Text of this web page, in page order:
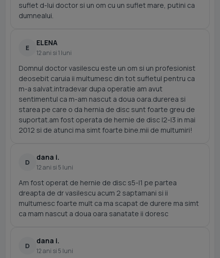
suflet d-lui doctor si un om cu un suflet mare, putini ca
dumnealui.
E
ELENA
12 ani si 1 luni
Domnul doctor vasilescu este un om si un profesionist
deosebit caruia ii multumesc din tot sufletul pentru ca
m-a salvat.intradevar dupa operatie am avut
sentimentul ca m-am nascut a doua oara.durerea si
starea pe care o da hernia de disc sunt foarte greu de
suportat.am fost operata de hernie de disc l2-l3 in mai
2012 si de atunci ma simt foarte bine.mii de multumiri!
D
dana i.
12 ani si 5 luni
Am fost operat de hernie de disc s5-l1 pe partea
dreapta de dr vasilescu acum 2 saptamani si ii
multumesc foarte mult ca ma scapat de durere ma simt
ca mam nascut a doua oara sanatate ii doresc
D
dana i.
12 ani si 5 luni